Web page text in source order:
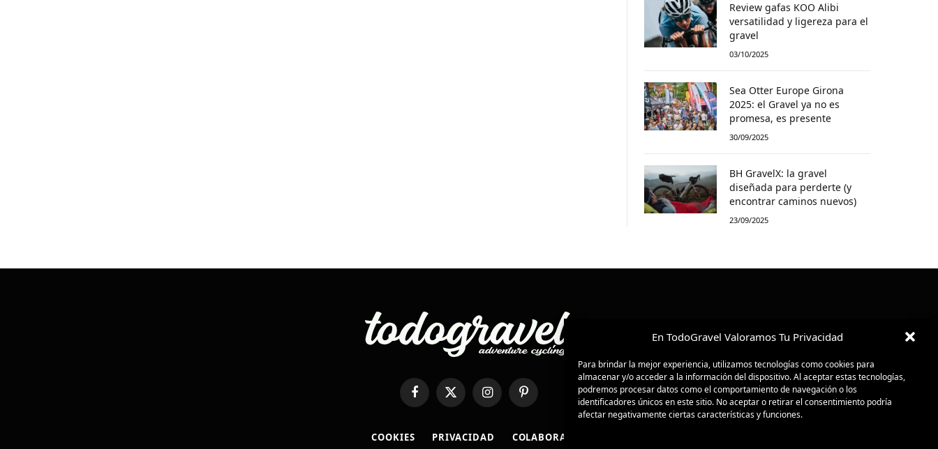
En TodoGravel Valoramos Tu Privacidad
Para brindar la mejor experiencia, utilizamos tecnologías como cookies para
almacenar y/o acceder a la información del dispositivo. Al aceptar estas tecnologías,
podremos procesar datos como el comportamiento de navegación o los
identificadores únicos en este sitio. No aceptar o retirar el consentimiento podría
afectar negativamente ciertas características y funciones.
Review gafas KOO Alibi
versatilidad y ligereza para el
gravel
03/10/2025
Sea Otter Europe Girona
2025: el Gravel ya no es
promesa, es presente
30/09/2025
BH GravelX: la gravel
diseñada para perderte (y
encontrar caminos nuevos)
23/09/2025
FacebookX
(Twitter)
InstagramPinterest
COOKIES PRIVACIDAD COLABORA